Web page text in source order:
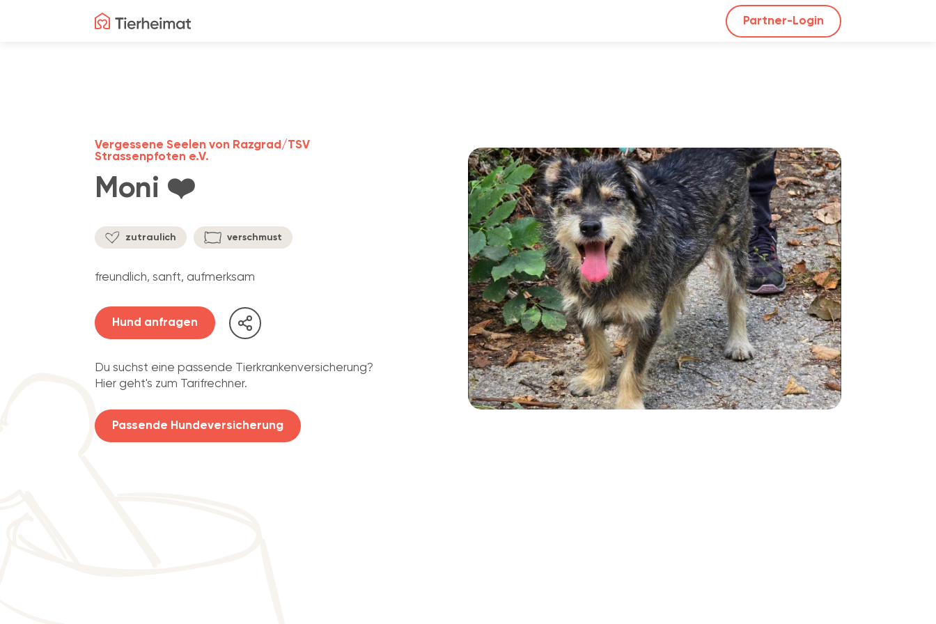
Partner-Login
Moni ❤️
Vergessene Seelen von Razgrad/TSV
Strassenpfoten e.V.
zutraulich verschmust
freundlich, sanft, aufmerksam
Hund anfragen
Du suchst eine passende Tierkrankenversicherung?
Hier geht's zum Tarifrechner.
Passende Hundeversicherung